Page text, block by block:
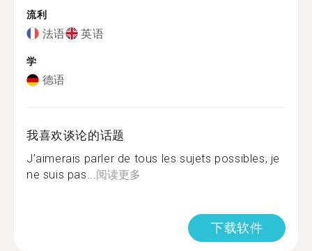
流利
法语 英语
学
德语
我喜欢谈论的话题
J’aimerais parler de tous les sujets possibles, je
ne suis pas...阅读更多
下载软件